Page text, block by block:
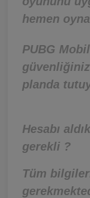
hemen
PUBG
planda
Hesabı
gerekli ?
Tüm